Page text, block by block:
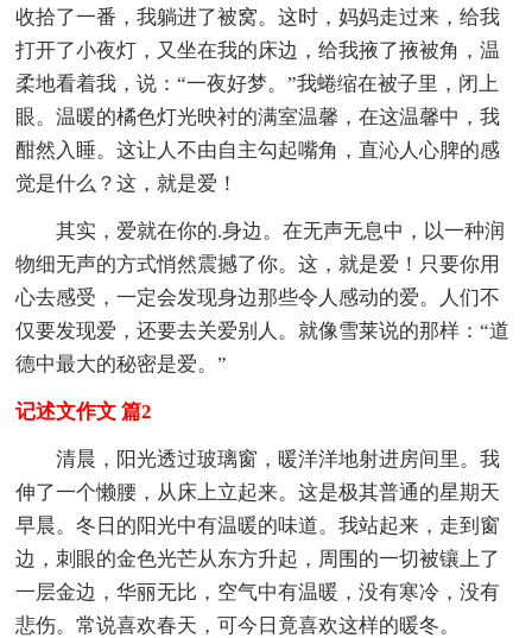
收拾了一番，我躺进了被窝。这时，妈妈走过来，给我
打开了小夜灯，又坐在我的床边，给我掖了掖被角，温
柔地看着我，说：“一夜好梦。”我蜷缩在被子里，闭上
眼。温暖的橘色灯光映衬的满室温馨，在这温馨中，我
酣然入睡。这让人不由自主勾起嘴角，直沁人心脾的感
觉是什么？这，就是爱！
其实，爱就在你的.身边。在无声无息中，以一种润
物细无声的方式悄然震撼了你。这，就是爱！只要你用
心去感受，一定会发现身边那些令人感动的爱。人们不
仅要发现爱，还要去关爱别人。就像雪莱说的那样：“道
德中最大的秘密是爱。”
记述文作文 篇2
清晨，阳光透过玻璃窗，暖洋洋地射进房间里。我
伸了一个懒腰，从床上立起来。这是极其普通的星期天
早晨。冬日的阳光中有温暖的味道。我站起来，走到窗
边，刺眼的金色光芒从东方升起，周围的一切被镶上了
一层金边，华丽无比，空气中有温暖，没有寒冷，没有
悲伤。常说喜欢春天，可今日竟喜欢这样的暖冬。